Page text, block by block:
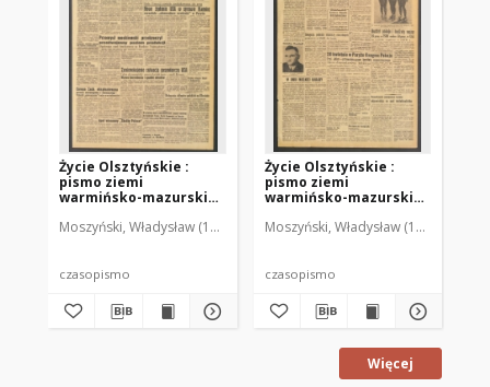
Życie Olsztyńskie :
pismo ziemi
warmińsko-mazurskiej,
Moszyński, Władysław (1922-2001). Red. Mroczkowski, Włodzimierz
czasopismo
Życie Olsztyńskie :
pismo ziemi
warmińsko-mazurskiej,
Moszyński, Władysław (1922-2001).
czasopismo
Więcej